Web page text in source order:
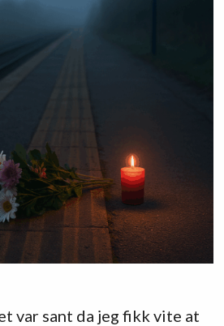
var sant da jeg fikk vite at